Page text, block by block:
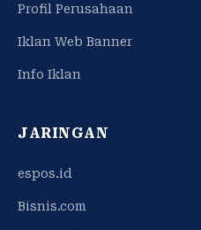
Profil Perusahaan
Iklan Web Banner
Info Iklan
JARINGAN
espos.id
Bisnis.com